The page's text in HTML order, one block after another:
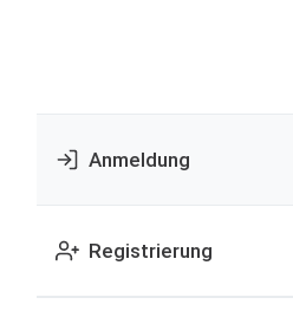
Anmeldung
Registrierung